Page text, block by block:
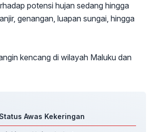
potensi hujan sedang hingga
genangan, luapan sungai, hingga
kencang di wilayah Maluku dan
Awas Kekeringan